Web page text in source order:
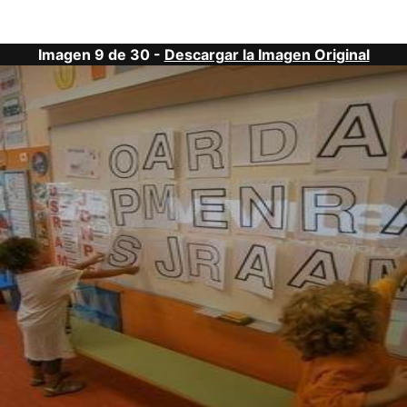
Imagen 9 de 30 - Descargar la Imagen Original